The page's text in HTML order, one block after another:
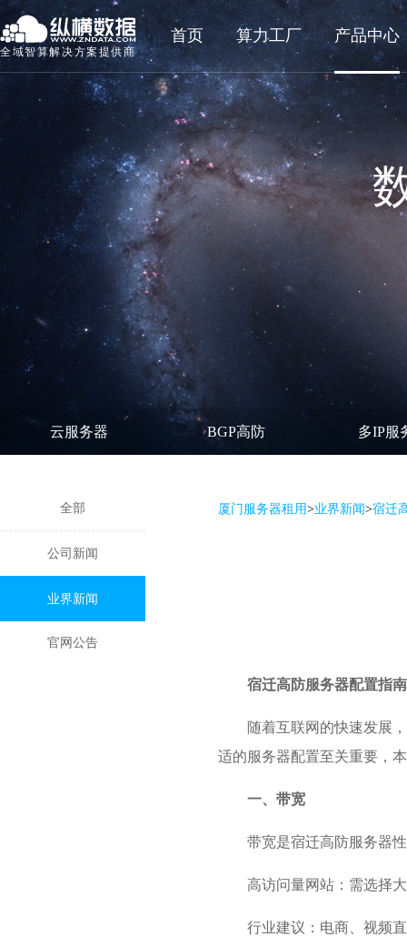
全域智算解决方案提供商
首页 算力工厂 产品中心
云服务器 BGP高防 多IP服
全部
公司新闻
业界新闻
官网公告
厦门服务器租用>业界新闻>宿迁
宿迁高防服务器配置指
随着互联网的快速发展
适的服务器配置至关重要，
一、带宽
带宽是宿迁高防服务器
高访问量网站：需选择
行业建议：电商、视频